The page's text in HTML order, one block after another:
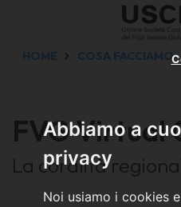
Abbiamo a
privacy
Noi usiamo i cookies
HOME COSA FACCIAMO
FVG Virtual
La coralità